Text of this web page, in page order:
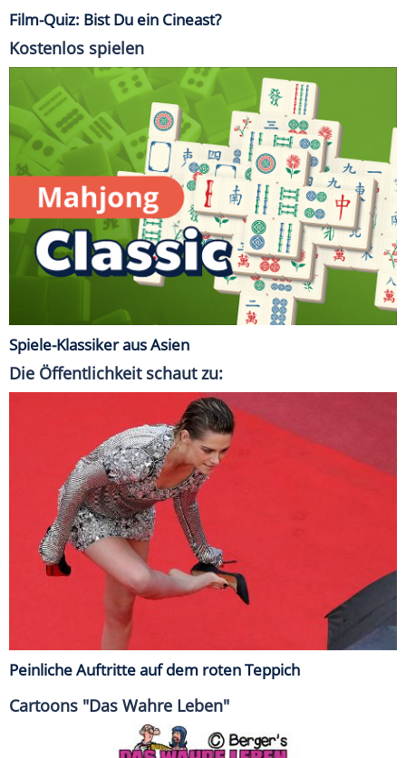
Film-Quiz: Bist Du ein Cineast?
Kostenlos spielen
Spiele-Klassiker aus Asien
Die Öffentlichkeit schaut zu:
Peinliche Auftritte auf dem roten Teppich
Cartoons "Das Wahre Leben"